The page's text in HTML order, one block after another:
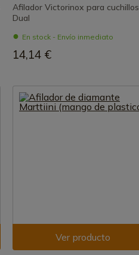
Afilador Victorinox para cuchillos
Dual
En stock - Envío inmediato
14,14 €
Ver producto